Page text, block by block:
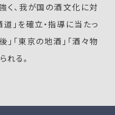
く、我が国の酒文化に対
」を確立・指導に当たっ
「東京の地酒」「酒々物
れる。